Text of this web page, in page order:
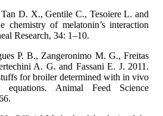
D. X., Gentile C., Tesoiere L. and
of melatonin’s interaction
Research, 34: 1–10.
P. B., Zangeronimo M. G., Freitas
A. G. and Fassani E. J. 2011.
for broiler determined with in vivo
equations. Animal Feed Science